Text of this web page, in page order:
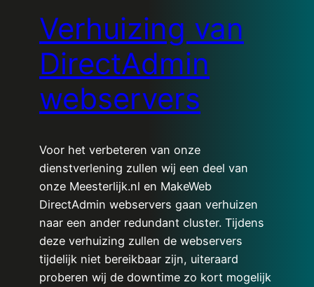
Verhuizing van
DirectAdmin
webservers
Voor het verbeteren van onze
dienstverlening zullen wij een deel van
onze Meesterlijk.nl en MakeWeb
DirectAdmin webservers gaan verhuizen
naar een ander redundant cluster. Tijdens
deze verhuizing zullen de webservers
tijdelijk niet bereikbaar zijn, uiteraard
proberen wij de downtime zo kort mogelijk